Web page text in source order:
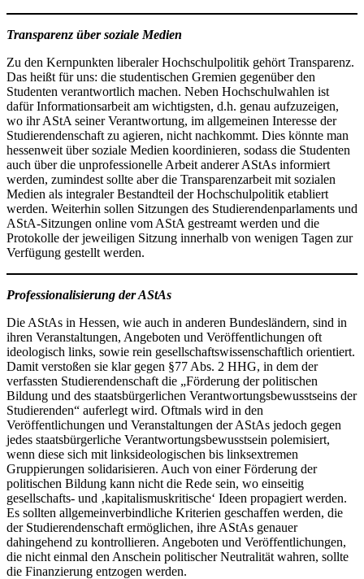
Transparenz über soziale Medien
Zu den Kernpunkten liberaler Hochschulpolitik gehört Transparenz.
Das heißt für uns: die studentischen Gremien gegenüber den
Studenten verantwortlich machen. Neben Hochschulwahlen ist
dafür Informationsarbeit am wichtigsten, d.h. genau aufzuzeigen,
wo ihr AStA seiner Verantwortung, im allgemeinen Interesse der
Studierendenschaft zu agieren, nicht nachkommt. Dies könnte man
hessenweit über soziale Medien koordinieren, sodass die Studenten
auch über die unprofessionelle Arbeit anderer AStAs informiert
werden, zumindest sollte aber die Transparenzarbeit mit sozialen
Medien als integraler Bestandteil der Hochschulpolitik etabliert
werden. Weiterhin sollen Sitzungen des Studierendenparlaments und
AStA-Sitzungen online vom AStA gestreamt werden und die
Protokolle der jeweiligen Sitzung innerhalb von wenigen Tagen zur
Verfügung gestellt werden.
Professionalisierung der AStAs
Die AStAs in Hessen, wie auch in anderen Bundesländern, sind in
ihren Veranstaltungen, Angeboten und Veröffentlichungen oft
ideologisch links, sowie rein gesellschaftswissenschaftlich orientiert.
Damit verstoßen sie klar gegen §77 Abs. 2 HHG, in dem der
verfassten Studierendenschaft die „Förderung der politischen
Bildung und des staatsbürgerlichen Verantwortungsbewusstseins der
Studierenden“ auferlegt wird. Oftmals wird in den
Veröffentlichungen und Veranstaltungen der AStAs jedoch gegen
jedes staatsbürgerliche Verantwortungsbewusstsein polemisiert,
wenn diese sich mit linksideologischen bis linksextremen
Gruppierungen solidarisieren. Auch von einer Förderung der
politischen Bildung kann nicht die Rede sein, wo einseitig
gesellschafts- und ‚kapitalismuskritische‘ Ideen propagiert werden.
Es sollten allgemeinverbindliche Kriterien geschaffen werden, die
der Studierendenschaft ermöglichen, ihre AStAs genauer
dahingehend zu kontrollieren. Angeboten und Veröffentlichungen,
die nicht einmal den Anschein politischer Neutralität wahren, sollte
die Finanzierung entzogen werden.